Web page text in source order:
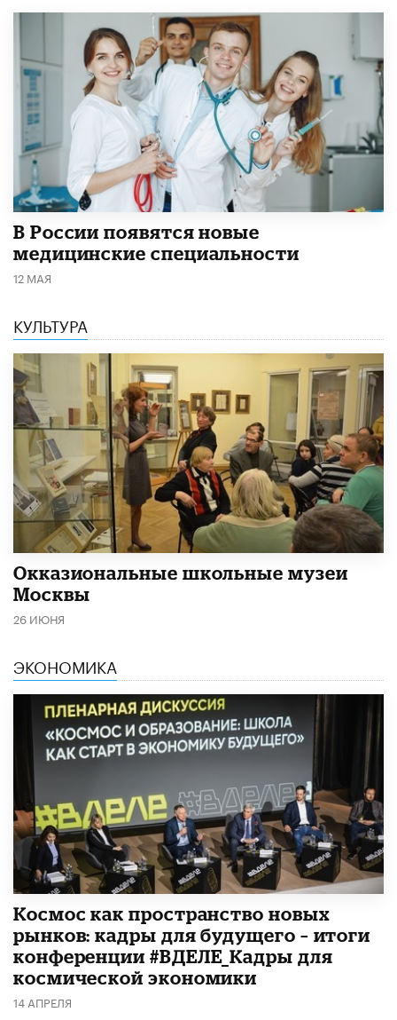
В России появятся новые
медицинские специальности
12 МАЯ
КУЛЬТУРА
​Окказиональные школьные музеи
Москвы
26 ИЮНЯ
ЭКОНОМИКА
Космос как пространство новых
рынков: кадры для будущего – итоги
конференции #ВДЕЛЕ_Кадры для
космической экономики
14 АПРЕЛЯ